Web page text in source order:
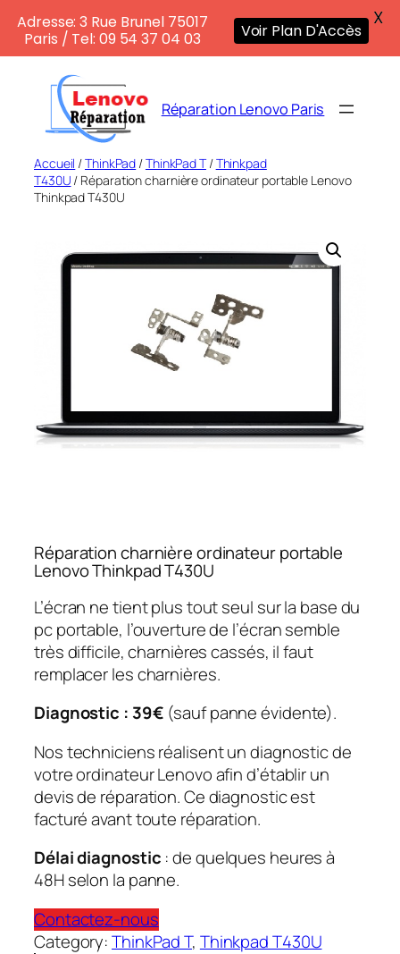
contenu
Réparation Lenovo Paris
Accueil /ThinkPad /ThinkPad T/Thinkpad
T430U / Réparation charnière ordinateur portable Lenovo
Thinkpad T430U
Réparation charnière ordinateur portable
Lenovo Thinkpad T430U
L’écran ne tient plus tout seul sur la base du
pc portable, l’ouverture de l’écran semble
très difficile, charnières cassés, il faut
remplacer les charnières.
Diagnostic : 39€ (sauf panne évidente).
Nos techniciens réalisent un diagnostic de
votre ordinateur Lenovo afin d’établir un
devis de réparation. Ce diagnostic est
facturé avant toute réparation.
Délai diagnostic : de quelques heures à
48H selon la panne.
Contactez-nous
Category:ThinkPad T, Thinkpad T430U
Adresse: 3 Rue Brunel 75017
Paris / Tel: 09 54 37 04 03
Voir Plan D'Accès
X